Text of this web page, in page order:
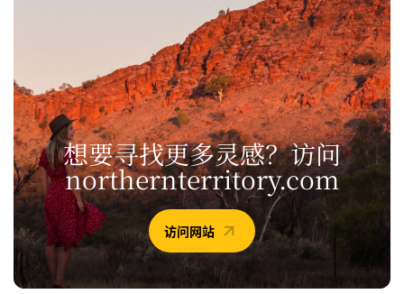
想要寻找更多灵感？访问
northernterritory.com
访问网站